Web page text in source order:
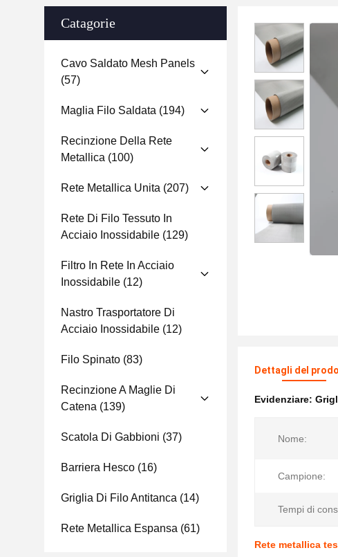
Catagorie
Cavo Saldato Mesh Panels
(57)
Maglia Filo Saldata (194)
Recinzione Della Rete
Metallica (100)
Rete Metallica Unita (207)
Rete Di Filo Tessuto In
Acciaio Inossidabile (129)
Filtro In Rete In Acciaio
Inossidabile (12)
Nastro Trasportatore Di
Acciaio Inossidabile (12)
Filo Spinato (83)
Recinzione A Maglie Di
Catena (139)
Scatola Di Gabbioni (37)
Barriera Hesco (16)
Griglia Di Filo Antitanca (14)
Rete Metallica Espansa (61)
Dettagli del
Evidenziare:
Nome:
Campione:
Tempi di
Rete metallica